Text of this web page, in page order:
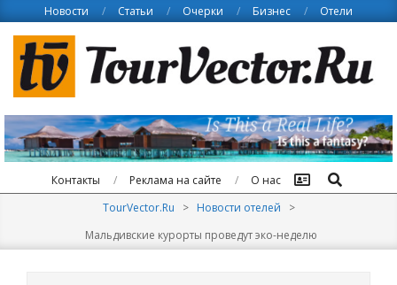
content
Новости Статьи Очерки Бизнес Отели
Контакты Реклама на сайте О нас Поиск
TourVector.Ru > Новости отелей
>
Мальдивские курорты проведут эко-неделю